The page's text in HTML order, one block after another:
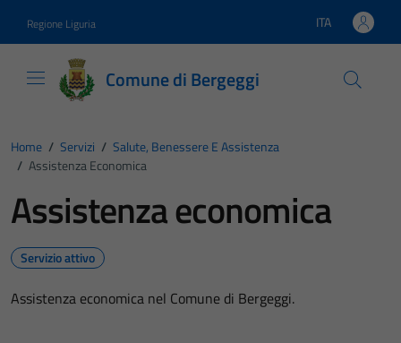
Regione Liguria Lingua attiva:
ITA
Comune di Bergeggi
Home / Servizi / Salute, Benessere E Assistenza
/ Assistenza Economica
Assistenza economica
Servizio attivo
Assistenza economica nel Comune di Bergeggi.